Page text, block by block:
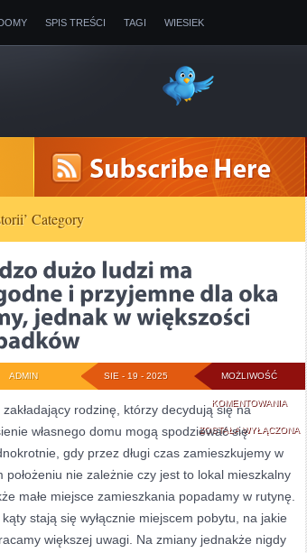
SPIS TREŚCI TAGI WIESIEK
Category
MOŻLIWOŚĆ
KOMENTOWANIA
MA
I
ZOSTAŁA WYŁĄCZONA
SIE - 19 - 2025
ADMIN
zakładający rodzinę, którzy decydują się na
własnego domu mogą spodziewać się
gdy przez długi czas zamieszkujemy w
położeniu nie zależnie czy jest to lokal mieszkalny
małe miejsce zamieszkania popadamy w rutynę.
stają się wyłącznie miejscem pobytu, na jakie
większej uwagi. Na zmiany jednakże nigdy